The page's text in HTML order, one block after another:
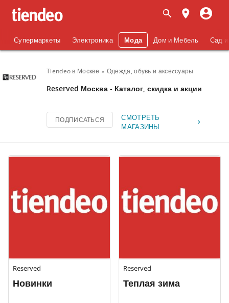
Супермаркеты Электроника Мода Дом и Мебель Сад
Tiendeo в Москве Одежда, обувь и аксеcсуары
Reserved Москва - Каталог, скидка и акции
ПОДПИСАТЬСЯ
СМОТРЕТЬ
МАГАЗИНЫ
Reserved
Новинки
Reserved
Теплая зима